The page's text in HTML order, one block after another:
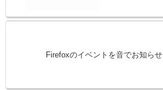
Firefoxのイベントを音でお知らせ